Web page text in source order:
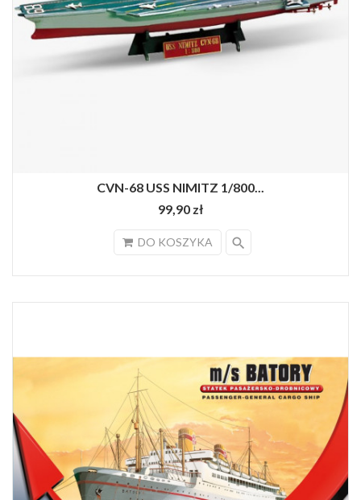
CVN-68 USS NIMITZ 1/800...
99,90 zł
DO KOSZYKA search